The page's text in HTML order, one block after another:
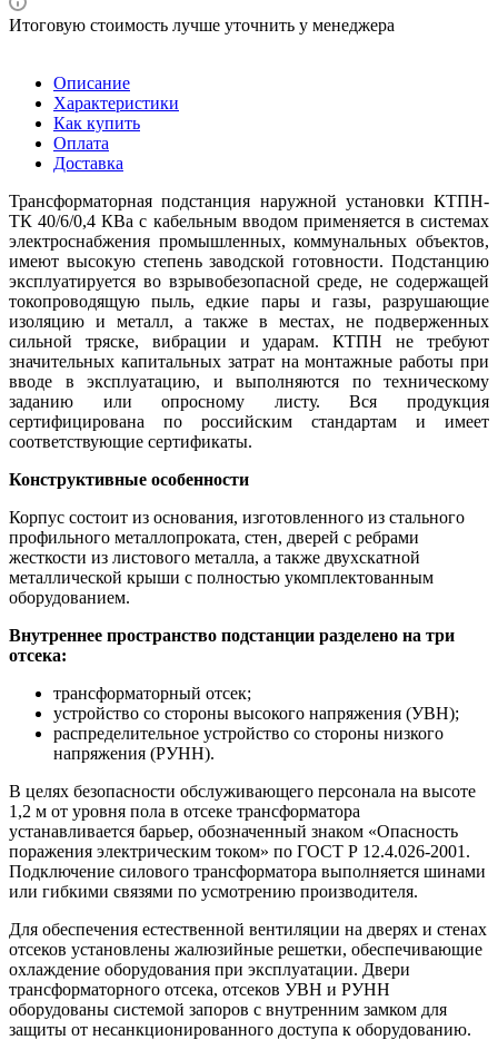
Итоговую стоимость лучше уточнить у менеджера
Описание
Характеристики
Как купить
Оплата
Доставка
Трансформаторная подстанция наружной установки КТПН-
ТК 40/6/0,4 КВа с кабельным вводом применяется в системах
электроснабжения промышленных, коммунальных объектов,
имеют высокую степень заводской готовности. Подстанцию
эксплуатируется во взрывобезопасной среде, не содержащей
токопроводящую пыль, едкие пары и газы, разрушающие
изоляцию и металл, а также в местах, не подверженных
сильной тряске, вибрации и ударам. КТПН не требуют
значительных капитальных затрат на монтажные работы при
вводе в эксплуатацию, и выполняются по техническому
заданию или опросному листу.Вся продукция
сертифицирована по российским стандартам и имеет
соответствующие сертификаты.
Конструктивные особенности
Корпус состоит из основания, изготовленного из стального
профильного металлопроката, стен, дверей с ребрами
жесткости из листового металла, а также двухскатной
металлической крыши с полностью укомплектованным
оборудованием.
Внутреннее пространство подстанции разделено на три
отсека:
трансформаторный отсек;
устройство со стороны высокого напряжения (УВН);
распределительное устройство со стороны низкого
напряжения (РУНН).
В целях безопасности обслуживающего персонала на высоте
1,2 м от уровня пола в отсеке трансформатора
устанавливается барьер, обозначенный знаком «Опасность
поражения электрическим током» по ГОСТ Р 12.4.026-2001.
Подключение силового трансформатора выполняется шинами
или гибкими связями по усмотрению производителя.
Для обеспечения естественной вентиляции на дверях и стенах
отсеков установлены жалюзийные решетки, обеспечивающие
охлаждение оборудования при эксплуатации. Двери
трансформаторного отсека, отсеков УВН и РУНН
оборудованы системой запоров с внутренним замком для
защиты от несанкционированного доступа к оборудованию.